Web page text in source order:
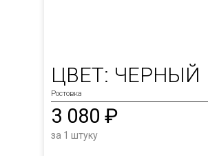
ЦВЕТ: ЧЕРНЫЙ
Ростовка
3 080 ₽
за 1 штуку